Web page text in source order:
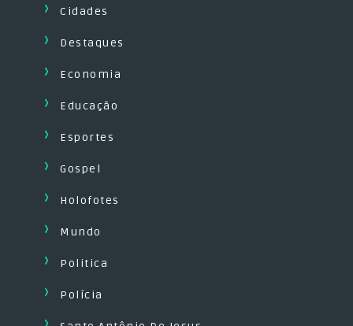
Cidades
Destaques
Economia
Educação
Esportes
Gospel
Holofotes
Mundo
Politica
Polícia